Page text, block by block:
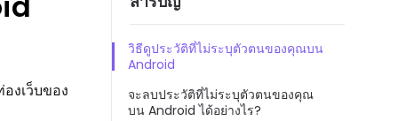
งเว็บของ
วิธีดูประวัติที่ไม่ระบุตัวตนของคุณบน
Android
จะลบประวัติที่ไม่ระบุตัวตนของคุณ
บน Android ได้อย่างไร?